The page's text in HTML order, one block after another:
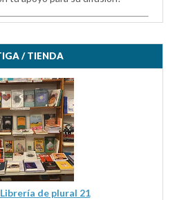
/ TIENDA
de plural 21